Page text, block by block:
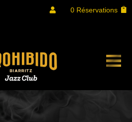
 0 Réservations